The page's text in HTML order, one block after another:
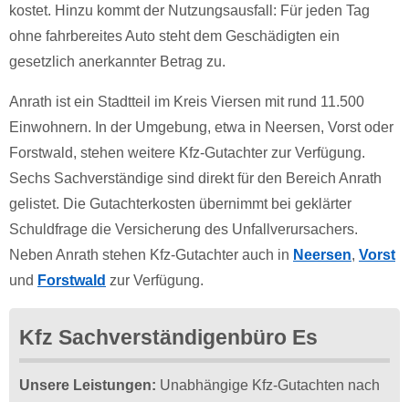
kostet. Hinzu kommt der Nutzungsausfall: Für jeden Tag
ohne fahrbereites Auto steht dem Geschädigten ein
gesetzlich anerkannter Betrag zu.
Anrath ist ein Stadtteil im Kreis Viersen mit rund 11.500
Einwohnern. In der Umgebung, etwa in Neersen, Vorst oder
Forstwald, stehen weitere Kfz-Gutachter zur Verfügung.
Sechs Sachverständige sind direkt für den Bereich Anrath
gelistet. Die Gutachterkosten übernimmt bei geklärter
Schuldfrage die Versicherung des Unfallverursachers.
Neben Anrath stehen Kfz-Gutachter auch in Neersen, Vorst
und Forstwald zur Verfügung.
Kfz Sachverständigenbüro Es
Unsere Leistungen: Unabhängige Kfz-Gutachten nach